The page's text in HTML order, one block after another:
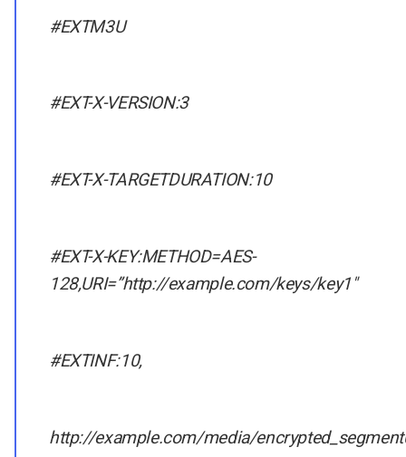
#EXTM3U
#EXT-X-VERSION:3
#EXT-X-TARGETDURATION:10
#EXT-X-KEY:METHOD=AES-
128,URI=”http://example.com/keys/key1″
#EXTINF:10,
http://example.com/media/